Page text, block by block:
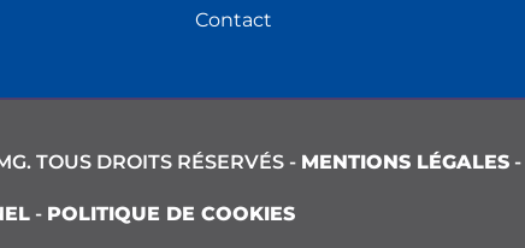
Contact
TOUS DROITS RÉSERVÉS - MENTIONS LÉGALES -
- POLITIQUE DE COOKIES